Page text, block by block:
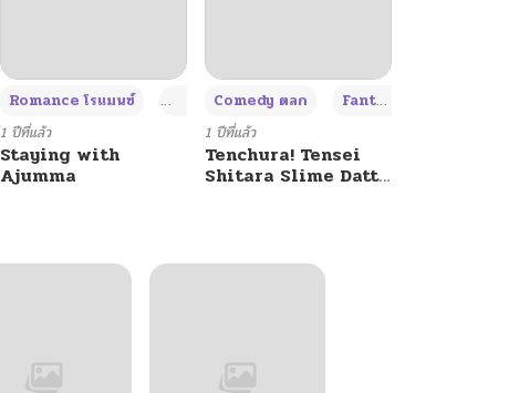
+4
Romance โรแมนซ์ Adult ผู้ใหญ่ +4
1 ปีที่แล้ว
Staying with
Ajumma
Comedy ตลก Fantasy แฟนตาซี
1 ปีที่แล้ว
Tenchura! Tensei
Shitara Slime Datta